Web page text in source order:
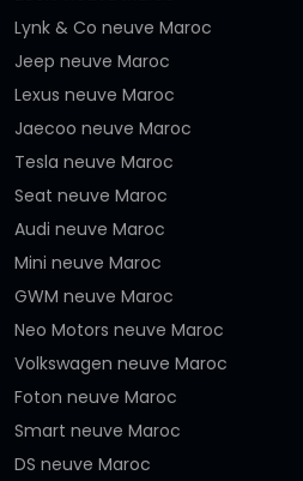
Lynk & Co neuve Maroc
Jeep neuve Maroc
Lexus neuve Maroc
Jaecoo neuve Maroc
Tesla neuve Maroc
Seat neuve Maroc
Audi neuve Maroc
Mini neuve Maroc
GWM neuve Maroc
Neo Motors neuve Maroc
Volkswagen neuve Maroc
Foton neuve Maroc
Smart neuve Maroc
DS neuve Maroc